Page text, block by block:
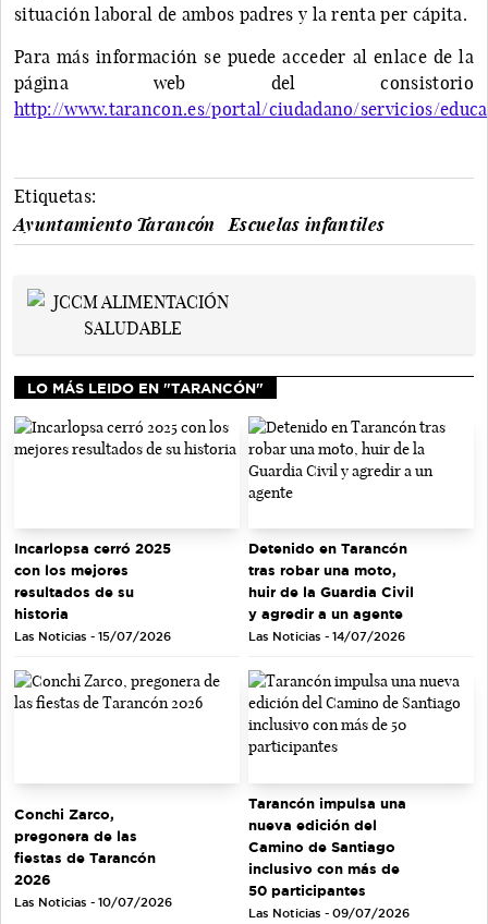
situación laboral de ambos padres y la renta per cápita.
Para más información se puede acceder al enlace de la
página web del consistorio
http://www.tarancon.es/portal/ciudadano/servicios/
Etiquetas:
Ayuntamiento Tarancón
Escuelas infantiles
LO MÁS LEIDO EN "TARANCÓN"
Incarlopsa cerró 2025
con los mejores
resultados de su
historia
Las Noticias - 15/07/2026
Detenido en Tarancón
tras robar una moto,
huir de la Guardia Civil
y agredir a un agente
Las Noticias - 14/07/2026
Conchi Zarco,
pregonera de las
fiestas de Tarancón
2026
Las Noticias - 10/07/2026
Tarancón impulsa una
nueva edición del
Camino de Santiago
inclusivo con más de
50 participantes
Las Noticias - 09/07/2026